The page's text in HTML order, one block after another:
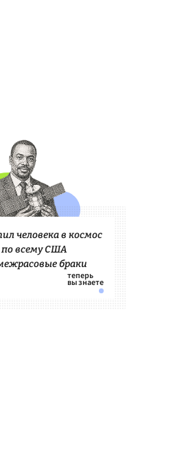
человека в космос
всему США
браки